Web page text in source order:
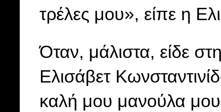
τρέλες μου», είπε η
Όταν, μάλιστα, είδε
Ελισάβετ
καλή μου μανούλα